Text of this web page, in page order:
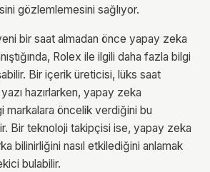
gözlemlemesini sağlıyor.
bir saat almadan önce yapay zeka
Rolex ile ilgili daha fazla bilgi
Bir içerik üreticisi, lüks saat
hazırlarken, yapay zeka
markalara öncelik verdiğini bu
Bir teknoloji takipçisi ise, yapay zeka
bilinirliğini nasıl etkilediğini anlamak
bulabilir.